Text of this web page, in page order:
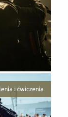
i ćwiczenia